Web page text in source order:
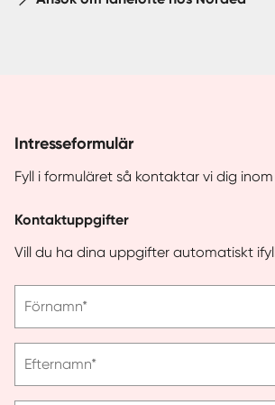
Intresseformulär
Fyll i formuläret så kontaktar vi dig
Kontaktuppgifter
Vill du ha dina uppgifter automatiskt
ange
Förnamn*
ange
Efternamn*